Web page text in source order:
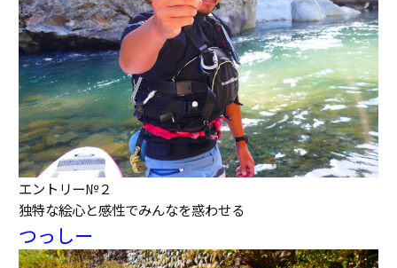
エントリー№２
独特な絵心と感性でみんなを惑わせる
つっしー